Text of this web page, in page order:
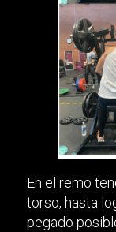
En el remo
torso, hasta
pegado